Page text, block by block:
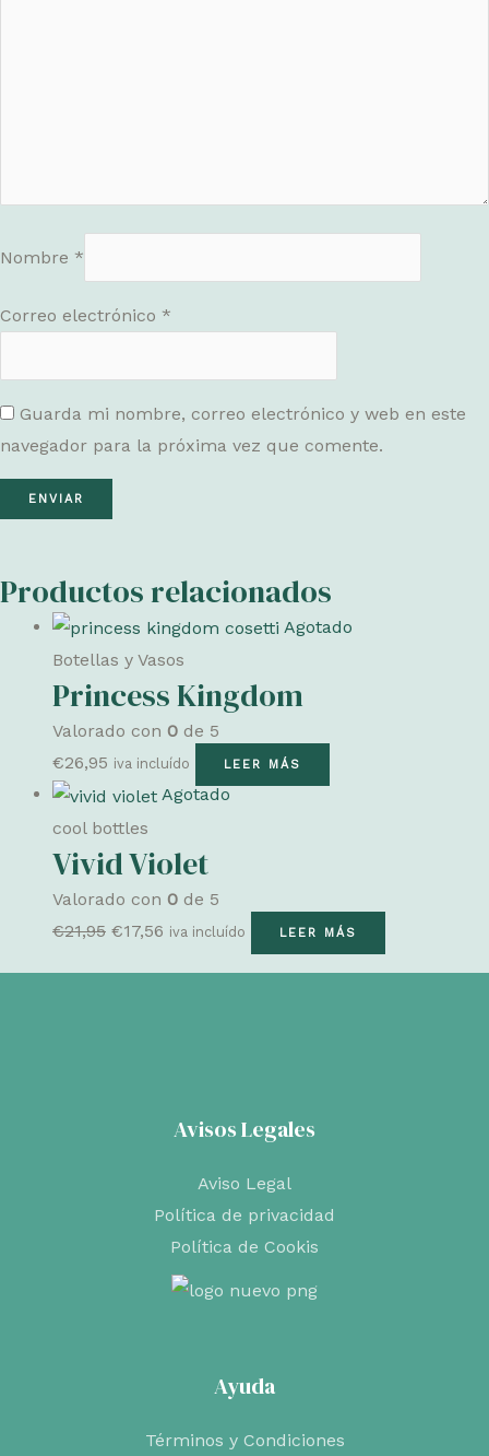
Nombre *
Correo electrónico *
Guarda mi nombre, correo electrónico y web en este
navegador para la próxima vez que comente.
Productos relacionados
Agotado
Botellas y Vasos
Princess Kingdom
Valorado con 0 de 5
€26,95 iva incluído LEER MÁS
Agotado
cool bottles
Vivid Violet
Valorado con 0 de 5
€21,95 El
€17,56 El
iva incluído LEER MÁS
Avisos Legales
Aviso Legal
Política de privacidad
Política de Cookis
Ayuda
Términos y Condiciones